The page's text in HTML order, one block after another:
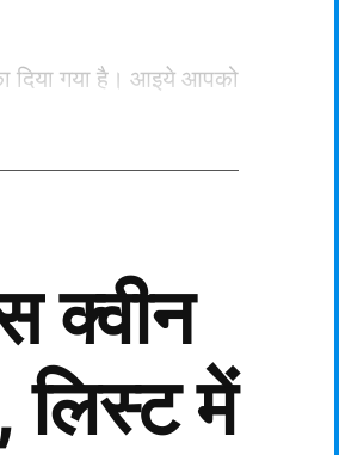
दिया गया है। आइये आपको
क्वीन
लिस्ट में